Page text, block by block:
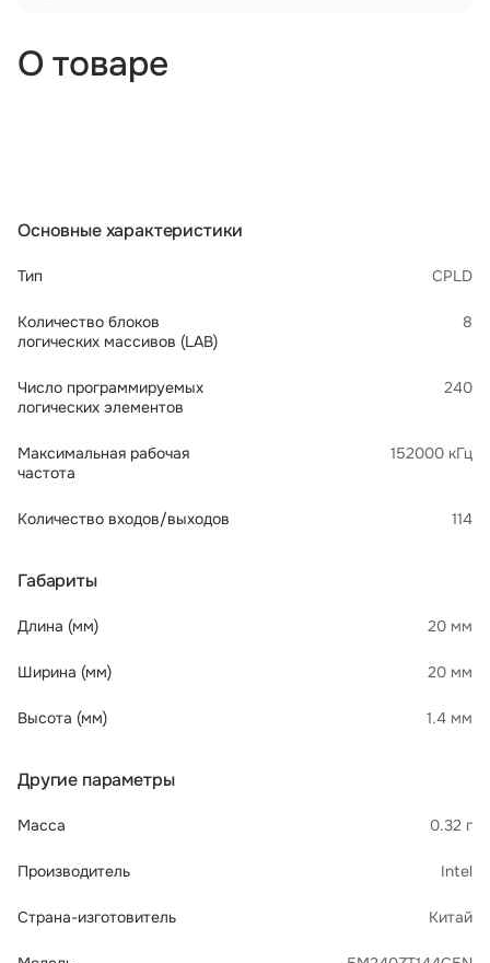
О товаре
Основные характеристики
Тип CPLD
Количество блоков
логических массивов (LAB)
8
Число программируемых
логических элементов
240
Максимальная рабочая
частота
152000 кГц
Количество входов/выходов 114
Габариты
Длина (мм) 20 мм
Ширина (мм) 20 мм
Высота (мм) 1.4 мм
Другие параметры
Масса 0.32 г
Производитель Intel
Страна-изготовитель Китай